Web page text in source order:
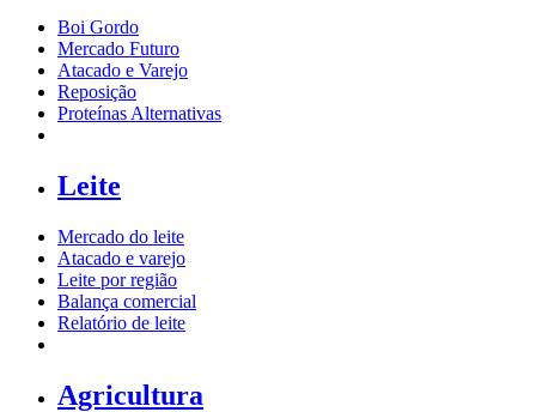
Boi Gordo
Mercado Futuro
Atacado e Varejo
Reposição
Proteínas Alternativas
Leite
Mercado do leite
Atacado e varejo
Leite por região
Balança comercial
Relatório de leite
Agricultura